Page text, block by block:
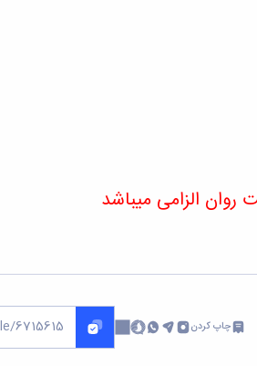
الزامی میباشد
چاپ کردن